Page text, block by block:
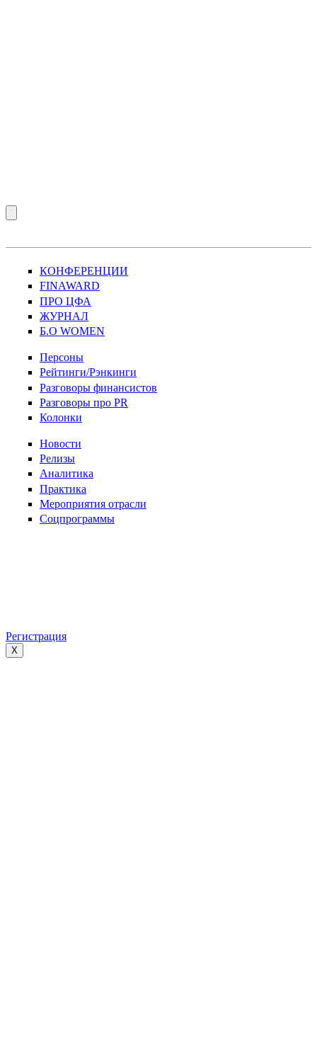
КОНФЕРЕНЦИИ
FINAWARD
ПРО ЦФА
ЖУРНАЛ
Б.О WOMEN
Персоны
Рейтинги/Рэнкинги
Разговоры финансистов
Разговоры про PR
Колонки
Новости
Релизы
Аналитика
Практика
Мероприятия отрасли
Соцпрограммы
Регистрация
X